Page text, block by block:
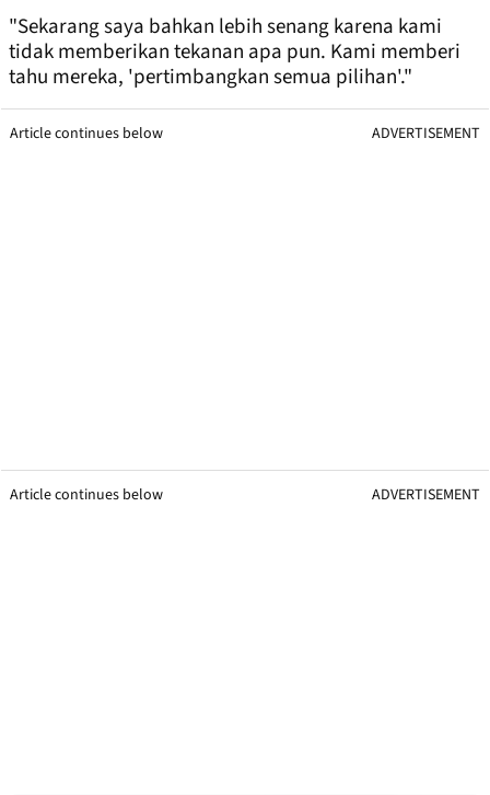
"Sekarang saya bahkan lebih senang karena kami
tidak memberikan tekanan apa pun. Kami memberi
tahu mereka, 'pertimbangkan semua pilihan'."
Article continues below ADVERTISEMENT
Article continues below ADVERTISEMENT